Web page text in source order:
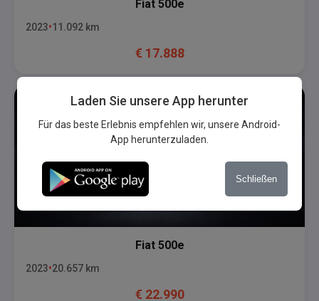
Fiat 500e
2023 11.092 km
€ 17.888
Fiat 500e
2023 20.657 km
€ 22.990
Laden Sie unsere App herunter
Für das beste Erlebnis empfehlen wir, unsere Android-
App herunterzuladen.
Schließen